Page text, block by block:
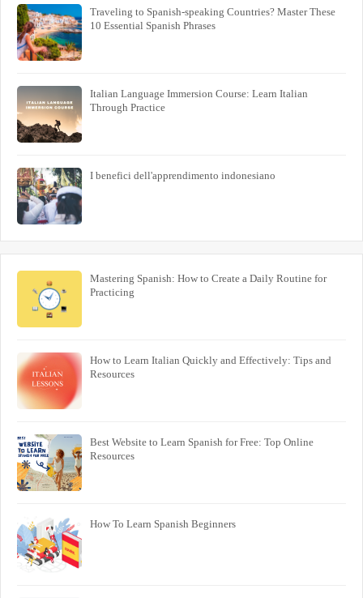
Traveling to Spanish-speaking Countries? Master These
10 Essential Spanish Phrases
Italian Language Immersion Course: Learn Italian
Through Practice
I benefici dell'apprendimento indonesiano
Mastering Spanish: How to Create a Daily Routine for
Practicing
How to Learn Italian Quickly and Effectively: Tips and
Resources
Best Website to Learn Spanish for Free: Top Online
Resources
How To Learn Spanish Beginners